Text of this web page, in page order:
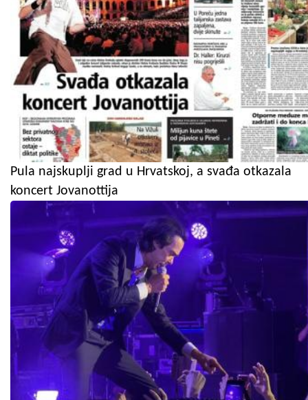
Pula najskuplji grad u Hrvatskoj, a svađa otkazala
koncert Jovanottija